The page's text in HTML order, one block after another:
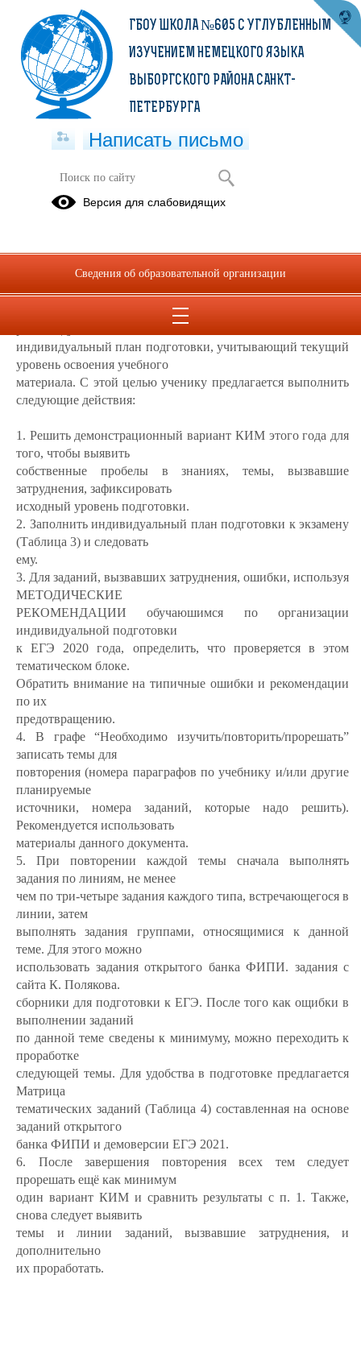
Рекомендации обучающимся по
организации индивидуальной
ИКТ в компьютерной форме
Для успешной подготовки к экзамену учащимся
индивидуальный план подготовки, учитывающий текущий
уровень освоения учебного
материала. С этой целью ученику предлагается выполнить
следующие действия:
1. Решить демонстрационный вариант КИМ этого года для
того, чтобы выявить
собственные пробелы в знаниях, темы, вызвавшие
затруднения, зафиксировать
исходный уровень подготовки.
2. Заполнить индивидуальный план подготовки к экзамену
(Таблица 3) и следовать
ему.
3. Для заданий, вызвавших затруднения, ошибки, используя
МЕТОДИЧЕСКИЕ
РЕКОМЕНДАЦИИ обучаюшимся по организации
индивидуальной подготовки
к ЕГЭ 2020 года, определить, что проверяется в этом
тематическом блоке.
Обратить внимание на типичные ошибки и рекомендации
по их
предотвращению.
4. В графе “Необходимо изучить/повторить/прорешать”
записать темы для
повторения (номера параграфов по учебнику и/или другие
планируемые
источники, номера заданий, которые надо решить).
Рекомендуется использовать
материалы данного документа.
5. При повторении каждой темы сначала выполнять
задания по линиям, не менее
чем по три-четыре задания каждого типа, встречающегося в
линии, затем
выполнять задания группами, относящимися к данной
теме. Для этого можно
использовать задания открытого банка ФИПИ. задания с
сайта К. Полякова.
сборники для подготовки к ЕГЭ. После того как ощибки в
выполнении заданий
по данной теме сведены к минимуму, можно переходить к
проработке
следующей темы. Для удобства в подготовке предлагается
Матрица
тематических заданий(Таблица 4) составленная на основе
заданий открытого
банка ФИПИ и демоверсии ЕГЭ 2021.
6. После завершения повторения всех тем следует
прорешать ещё как минимум
один вариант КИМ и сравнить результаты с п. 1. Также,
снова следует выявить
темы и линии заданий, вызвавшие затруднения, и
дополнительно
их проработать.
ГБОУ ШКОЛА №605 С УГЛУБЛЕННЫМ
ИЗУЧЕНИЕМ НЕМЕЦКОГО ЯЗЫКА
ВЫБОРГСКОГО РАЙОНА САНКТ-
ПЕТЕРБУРГА
Написать письмо
Версия для слабовидящих
Сведения об образовательной организации